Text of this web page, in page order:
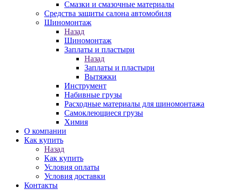
Смазки и смазочные материалы
Средства защиты салона автомобиля
Шиномонтаж
Назад
Шиномонтаж
Заплаты и пластыри
Назад
Заплаты и пластыри
Вытяжки
Инструмент
Набивные грузы
Расходные материалы для шиномонтажа
Самоклеющиеся грузы
Химия
О компании
Как купить
Назад
Как купить
Условия оплаты
Условия доставки
Контакты